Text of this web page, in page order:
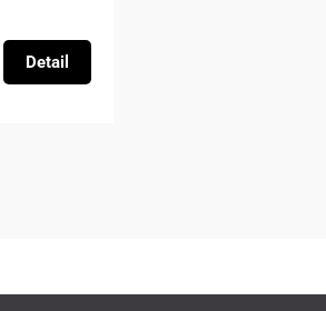
Detail